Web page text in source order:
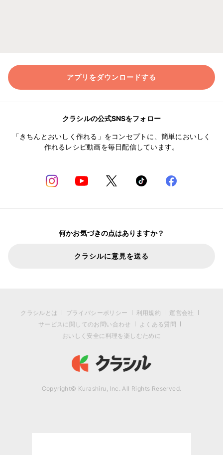
アプリをダウンロードする
クラシルの公式SNSをフォロー
「きちんとおいしく作れる」をコンセプトに、簡単においしく
作れるレシピ動画を毎日配信しています。
何かお気づきの点はありますか？
クラシルに意見を送る
クラシルとは プライバシーポリシー 利用規約
運営会社
サービスに関してのお問い合わせ
よくある質問
おいしく安全に料理を楽しむために
Copyright© Kurashiru, Inc. All Rights Reserved.